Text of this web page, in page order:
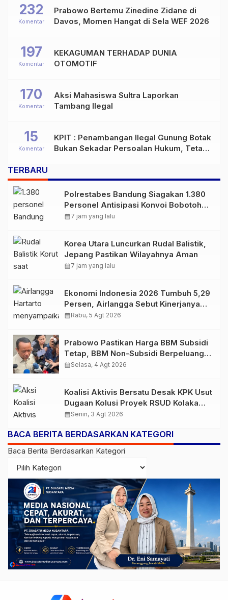
Prabowo Bertemu Zinedine Zidane di
Davos, Momen Hangat di Sela WEF 2026
232
Komentar
KEKAGUMAN TERHADAP DUNIA
OTOMOTIF
197
Komentar
Aksi Mahasiswa Sultra Laporkan
Tambang Ilegal
170
Komentar
KPIT : Penambangan Ilegal Gunung Botak
Bukan Sekadar Persoalan Hukum, Tetapi
15
Komentar
TERBARU
Polrestabes Bandung Siagakan 1.380
Personel Antisipasi Konvoi Bobotoh
Usai Final Piala Presiden
calendar_month7 jam yang lalu
Korea Utara Luncurkan Rudal Balistik,
Jepang Pastikan Wilayahnya Aman
calendar_month7 jam yang lalu
Ekonomi Indonesia 2026 Tumbuh 5,29
Persen, Airlangga Sebut Kinerjanya
Lampaui Rata-Rata Global
calendar_monthRabu, 5 Agt 2026
Prabowo Pastikan Harga BBM Subsidi
Tetap, BBM Non-Subsidi Berpeluang
Turun
calendar_monthSelasa, 4 Agt 2026
Koalisi Aktivis Bersatu Desak KPK Usut
Dugaan Kolusi Proyek RSUD Kolaka
Timur, Sejumlah Pejabat dan PT
Diperiksa
calendar_monthSenin, 3 Agt 2026
BACA BERITA BERDASARKAN KATEGORI
Baca Berita Berdasarkan Kategori